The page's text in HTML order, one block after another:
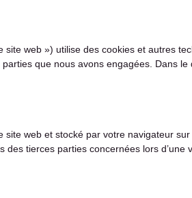
site web ») utilise des cookies et autres
que nous avons engagées. Dans
web et stocké par votre navigateur
tierces parties concernées lors d’une